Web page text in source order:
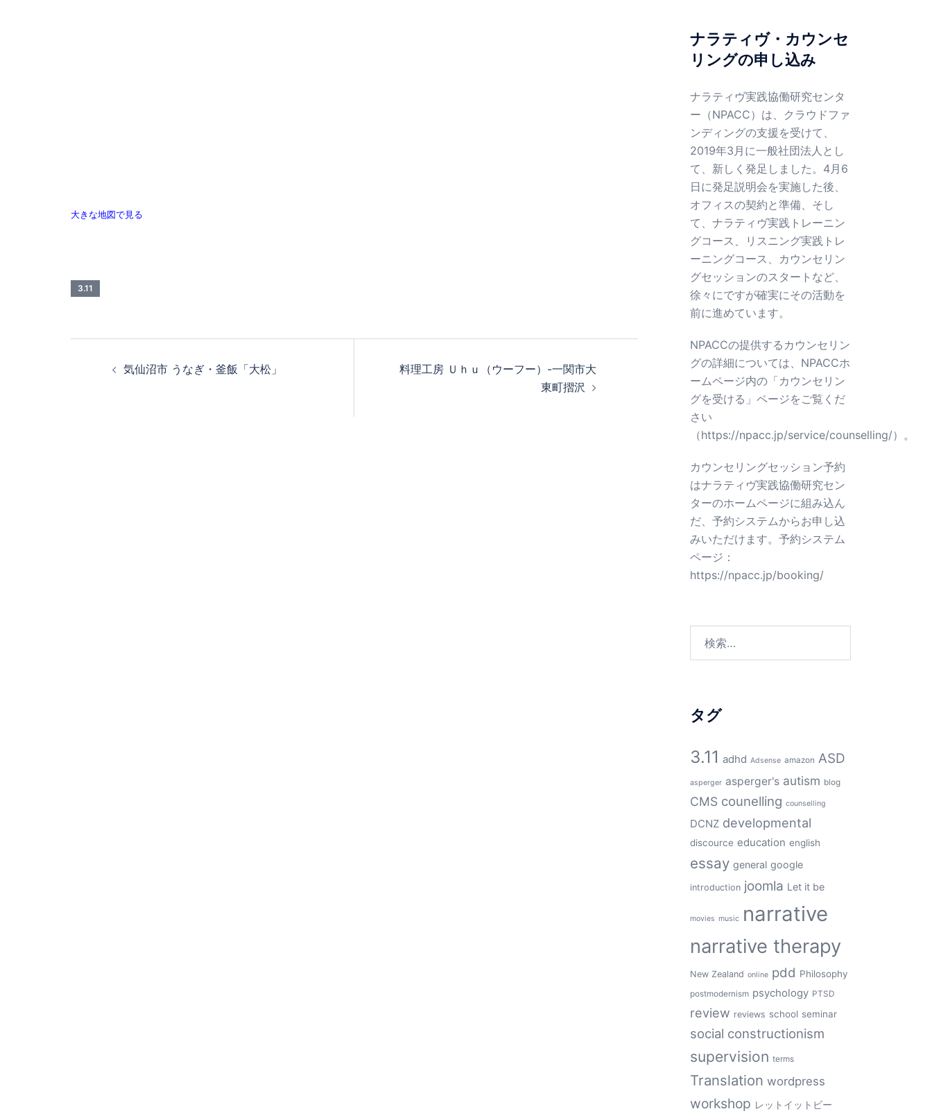
大きな地図で見る
3.11
気仙沼市 うなぎ・釜飯「大松」
料理工房 Ｕｈｕ（ウーフー）-一関市大
東町摺沢
ナラティヴ・カウンセ
リングの申し込み
ナラティヴ実践協働研究センタ
ー（NPACC）は、クラウドファ
ンディングの支援を受けて、
2019年3月に一般社団法人とし
て、新しく発足しました。4月6
日に発足説明会を実施した後、
オフィスの契約と準備、そし
て、ナラティヴ実践トレーニン
グコース、リスニング実践トレ
ーニングコース、カウンセリン
グセッションのスタートなど、
徐々にですが確実にその活動を
前に進めています。
NPACCの提供するカウンセリン
グの詳細については、NPACCホ
ームページ内の「カウンセリン
グを受ける」ページをご覧くだ
さい
（https://npacc.jp/service/counselling/）。
カウンセリングセッション予約
はナラティヴ実践協働研究セン
ターのホームページに組み込ん
だ、予約システムからお申し込
みいただけます。予約システム
ページ：
https://npacc.jp/booking/
タグ
3.11 adhd Adsense amazon ASD
asperger asperger's autism blog
CMS counelling counselling
DCNZ developmental
discource education english
essay general google
introduction joomla Let it be
movies music narrative
narrative therapy
New Zealand online pdd Philosophy
postmodernism psychology PTSD
review reviews school seminar
social constructionism
supervision terms
Translation wordpress
workshop レットイットビー